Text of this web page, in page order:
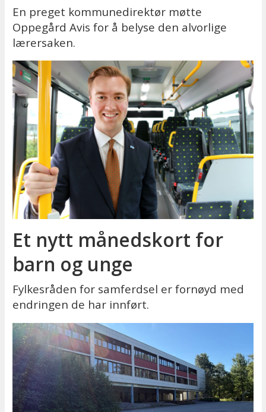
En preget kommunedirektør møtte
Oppegård Avis for å belyse den alvorlige
lærersaken.
Et nytt månedskort for
barn og unge
Fylkesråden for samferdsel er fornøyd med
endringen de har innført.